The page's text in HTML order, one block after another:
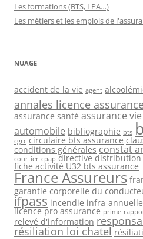
Les formations (BTS, LPA…)
Les métiers et les emplois de
NUAGE
accident de la vie agent
annales licence assurance
assurance santé assurance vie
automobile bibliographie bts
cgrc circulaire bts assurance
conditions générales constat
courtier cpap directive distribution
fiche activité U32 bts assurance
France Assureurs
garantie corporelle du
ifpass incendie infra-annuelle
licence pro assurance prime
relevé d'information
résiliation loi chatel